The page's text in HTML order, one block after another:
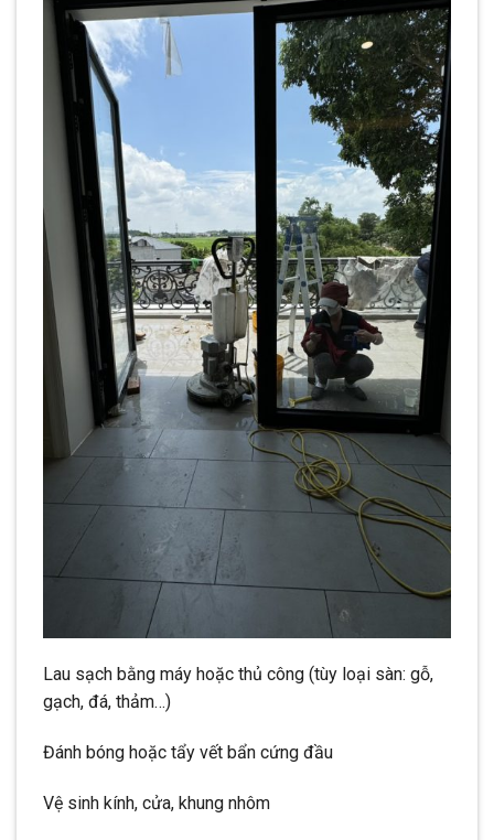
Lau sạch bằng máy hoặc thủ công (tùy loại sàn: gỗ,
gạch, đá, thảm…)
Đánh bóng hoặc tẩy vết bẩn cứng đầu
Vệ sinh kính, cửa, khung nhôm